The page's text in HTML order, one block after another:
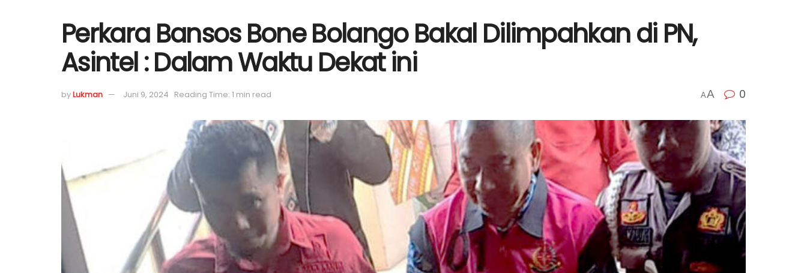
Perkara Bansos Bone Bolango Bakal Dilimpahkan di PN,
Asintel : Dalam Waktu Dekat ini
byLukman Juni 9, 2024 Reading Time: 1 min read AA 0